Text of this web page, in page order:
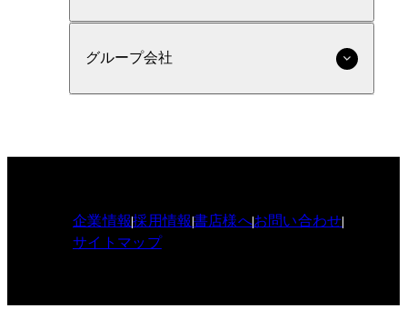
グループ会社
企業情報採用情報書店様へお問い合わせ
サイトマップ